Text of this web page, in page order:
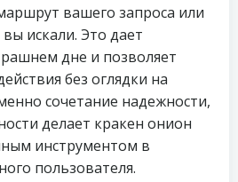
вашего запроса или
искали. Это дает
дне и позволяет
без оглядки на
сочетание надежности,
делает кракен онион
инструментом в
пользователя.